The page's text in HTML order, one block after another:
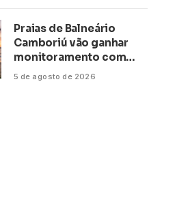
Praias de Balneário
Camboriú vão ganhar
monitoramento com
inteligência artificial
5 de agosto de 2026